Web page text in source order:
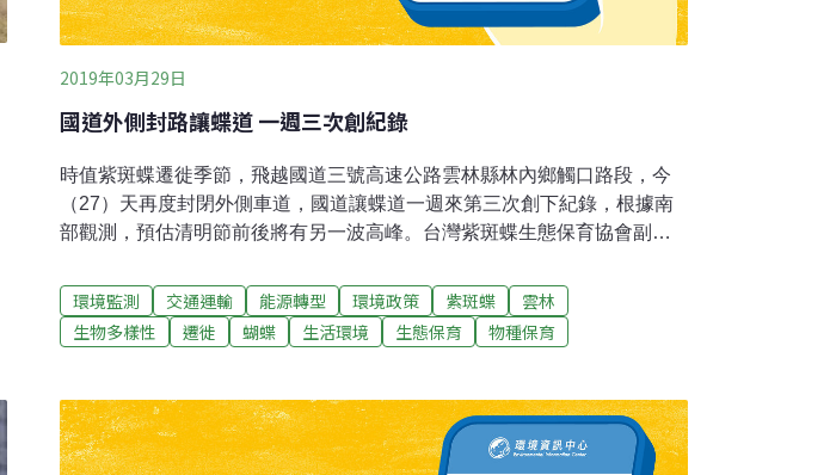
2019年03月29日
國道外側封路讓蝶道 一週三次創紀錄
時值紫斑蝶遷徙季節，飛越國道三號高速公路雲林縣林內鄉觸口路段，今
（27）天再度封閉外側車道，國道讓蝶道一週來第三次創下紀錄，根據南
部觀測，預估清明節前後將有另一波高峰。台灣紫斑蝶生態保育協會副理
圍，而高速公路觸口路段封閉外側車道1.1公里，超過300公尺範圍的紫斑
蝶數量就無法統計，數量可能更多，昨天觀測每分鐘飛越逾1200隻，是
2008年以來之最，但那是目測範圍內，範圍外可用超量形容，預估超過8萬
道」，只要出現每分鐘250隻以上的飛越量，接連兩天封路的機率很高，曾
經有紫斑蝶遷徙季節的兩個月內，陸續封路過四次，但是今（2019）年創
紀錄，21日是今年首度封閉車道，到今天上午再度封路，是一週來第三
環境監測 交通運輸 能源轉型 環境政策 紫斑蝶
雲林
生物多樣性
遷徙 蝴蝶 生活環境 生態保育 物種保育